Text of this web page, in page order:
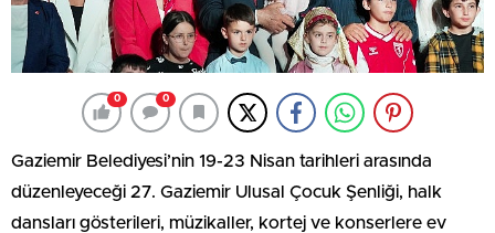
0 0
Gaziemir Belediyesi’nin 19-23 Nisan tarihleri arasında
düzenleyeceği 27. Gaziemir Ulusal Çocuk Şenliği, halk
dansları gösterileri, müzikaller, kortej ve konserlere ev